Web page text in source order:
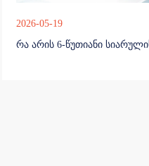
2026-05-19
რა არის 6-წუთიანი